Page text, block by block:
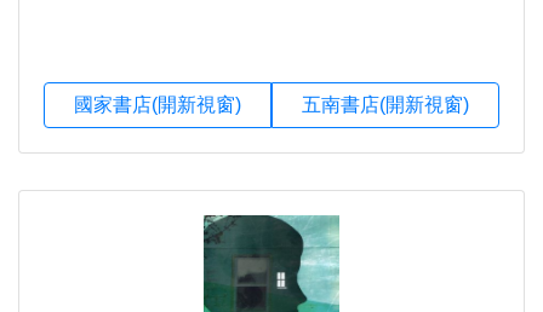
國家書店(開新視窗) 五南書店(開新視窗)